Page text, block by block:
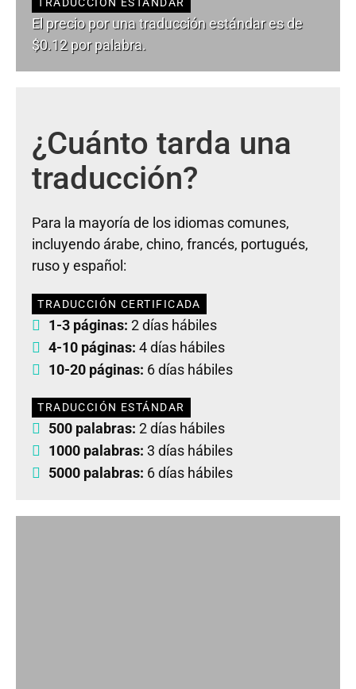
El precio por una traducción estándar es de
$0.12 por palabra.
¿Cuánto tarda una
traducción?
Para la mayoría de los idiomas comunes,
incluyendo árabe, chino, francés, portugués,
ruso y español:
TRADUCCIÓN CERTIFICADA
1-3 páginas: 2 días hábiles
4-10 páginas: 4 días hábiles
10-20 páginas: 6 días hábiles
TRADUCCIÓN ESTÁNDAR
500 palabras: 2 días hábiles
1000 palabras: 3 días hábiles
5000 palabras: 6 días hábiles